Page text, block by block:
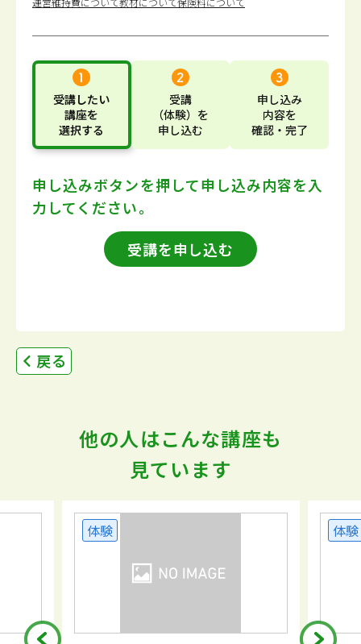
受講したい
講座を
選択する
受講
（体験） を
申し込む
申し込み
内容を
確認・完了
申し込みボタンを押して申し込み内容を入
力してください。
受講を申し込む
戻る
他の人はこんな講座も
見ています
体験 体験